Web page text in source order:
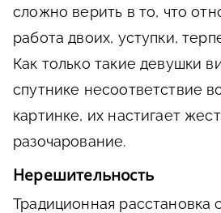
сложно верить в то, что
работа двоих, уступки,
Как только такие девушки
спутнике несоответствие
картинке, их настигает
разочарование.
Нерешительность
Традиционная расстановка